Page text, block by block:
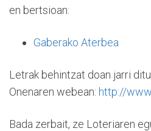
en bertsioan:
Gaberako Aterbea
Letrak behintzat doan jarri
Onenaren webean: http://
Bada zerbait, ze Loteriaren